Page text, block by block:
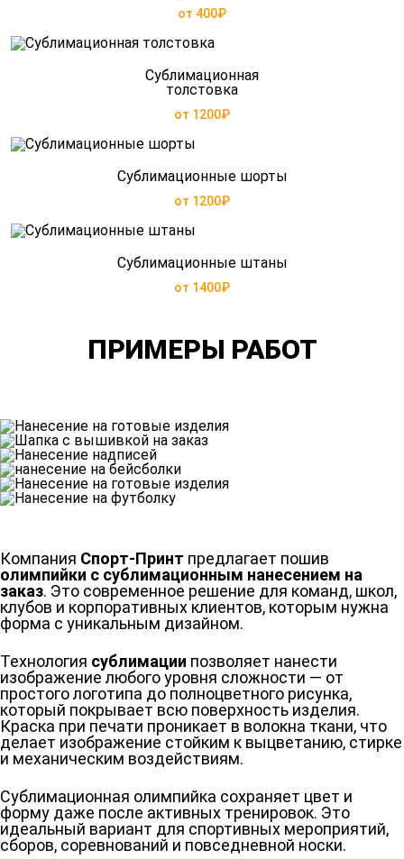
от 400₽
Сублимационная
толстовка
от 1200₽
Сублимационные шорты
от 1200₽
Сублимационные штаны
от 1400₽
ПРИМЕРЫ РАБОТ
Компания Спорт-Принт предлагает пошив
олимпийки с сублимационным нанесением на
заказ. Это современное решение для команд, школ,
клубов и корпоративных клиентов, которым нужна
форма с уникальным дизайном.
Технология сублимации позволяет нанести
изображение любого уровня сложности — от
простого логотипа до полноцветного рисунка,
который покрывает всю поверхность изделия.
Краска при печати проникает в волокна ткани, что
делает изображение стойким к выцветанию, стирке
и механическим воздействиям.
Сублимационная олимпийка сохраняет цвет и
форму даже после активных тренировок. Это
идеальный вариант для спортивных мероприятий,
сборов, соревнований и повседневной носки.